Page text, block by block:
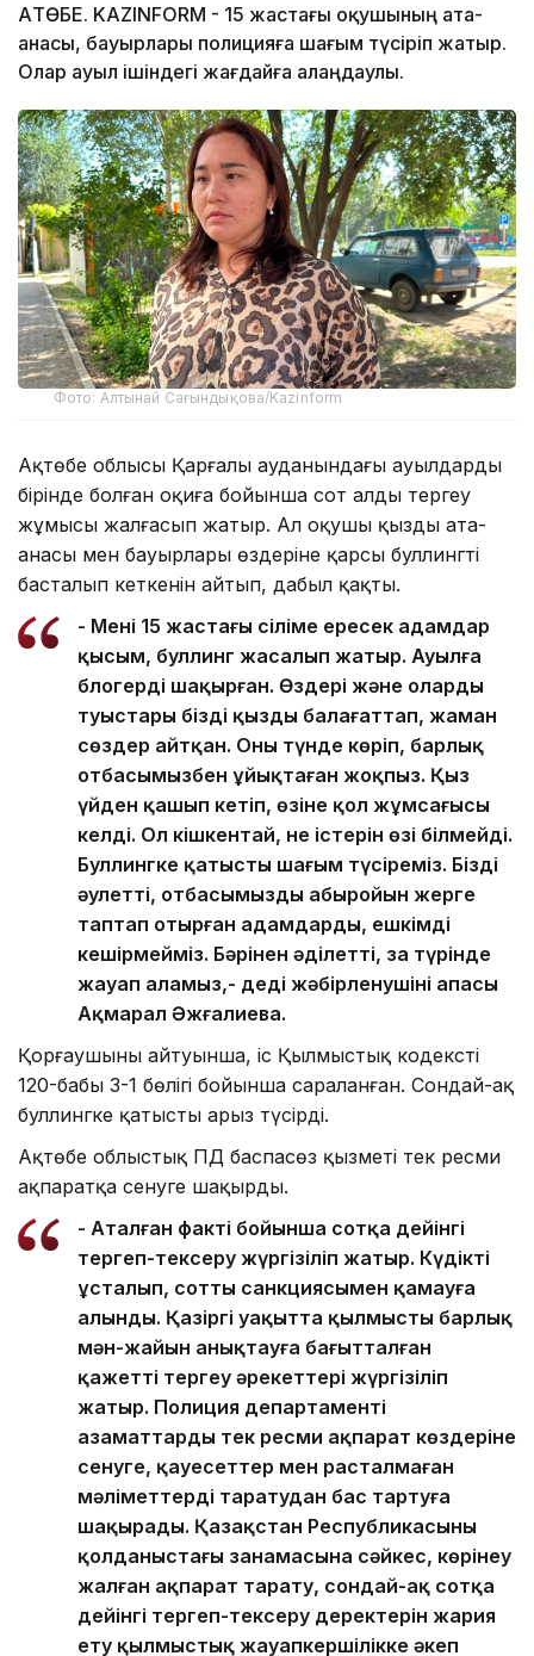
АҚТӨБЕ. KAZINFORM - 15 жастағы оқушының ата-
анасы, бауырлары полицияға шағым түсіріп жатыр.
Олар ауыл ішіндегі жағдайға алаңдаулы.
Фото: Алтынай Сағындықова/Kazinform
Ақтөбе облысы Қарғалы ауданындағы ауылдардың
бірінде болған оқиға бойынша сот алды тергеу
жұмысы жалғасып жатыр. Ал оқушы қыздың ата-
анасы мен бауырлары өздеріне қарсы буллингтің
басталып кеткенін айтып, дабыл қақты.
- Менің 15 жастағы сіңліме ересек адамдар
қысым, буллинг жасалып жатыр. Ауылға
блогерді шақырған. Өздері және олардың
туыстары біздің қызды балағаттап, жаман
сөздер айтқан. Оны түнде көріп, барлық
отбасымызбен ұйықтаған жоқпыз. Қыз
үйден қашып кетіп, өзіне қол жұмсағысы
келді. Ол кішкентай, не істерін өзі білмейді.
Буллингке қатысты шағым түсіреміз. Біздің
әулеттің, отбасымыздың абыройын жерге
таптап отырған адамдарды, ешкімді
кешірмейміз. Бәрінен әділетті, заң түрінде
жауап аламыз,- деді жәбірленушінің апасы
Ақмарал Әжғалиева.
Қорғаушының айтуынша, іс Қылмыстық кодекстің
120-бабы 3-1 бөлігі бойынша сараланған. Сондай-ақ
буллингке қатысты арыз түсірді.
Ақтөбе облыстық ПД баспасөз қызметі тек ресми
ақпаратқа сенуге шақырды.
- Аталған факті бойынша сотқа дейінгі
тергеп-тексеру жүргізіліп жатыр. Күдікті
ұсталып, соттың санкциясымен қамауға
алынды. Қазіргі уақытта қылмыстың барлық
мән-жайын анықтауға бағытталған
қажетті тергеу әрекеттері жүргізіліп
жатыр. Полиция департаменті
азаматтарды тек ресми ақпарат көздеріне
сенуге, қауесеттер мен расталмаған
мәліметтерді таратудан бас тартуға
шақырады. Қазақстан Республикасының
қолданыстағы заңнамасына сәйкес, көрінеу
жалған ақпарат тарату, сондай-ақ сотқа
дейінгі тергеп-тексеру деректерін жария
ету қылмыстық жауапкершілікке әкеп